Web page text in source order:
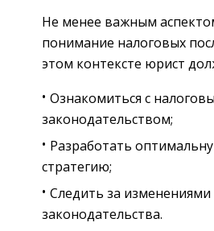
Не менее важным
понимание налоговых
этом контексте юрист
Ознакомиться с
законодательством;
Разработать
стратегию;
Следить за изменениями
законодательства.